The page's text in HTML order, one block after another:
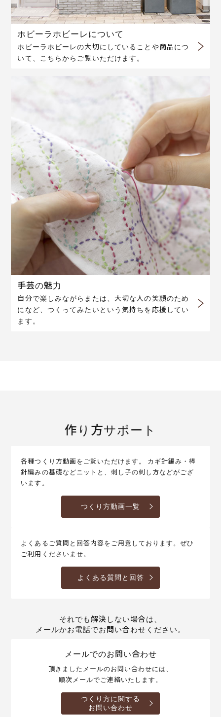
ホビーラホビーレについて
ホビーラホビーレの大切にしていることや商品につ
いて、こちらからご覧いただけます。
手芸の魅力
自分で楽しみながらまたは、大切な人の笑顔のため
になど、つくってみたいという気持ちを応援してい
ます。
作り方サポート
各種つくり方動画をご覧いただけます。 カギ針編み・棒
針編みの基礎などニットと、刺し子の刺し方などがござ
います。
つくり方動画一覧
よくあるご質問と回答内容をご用意しております。ぜひ
ご利用くださいませ。
よくある質問と回答
それでも解決しない場合は、
メールかお電話でお問い合わせください。
メールでのお問い合わせ
頂きましたメールのお問い合わせには、
順次メールでご連絡いたします。
つくり方に関する
お問い合わせ